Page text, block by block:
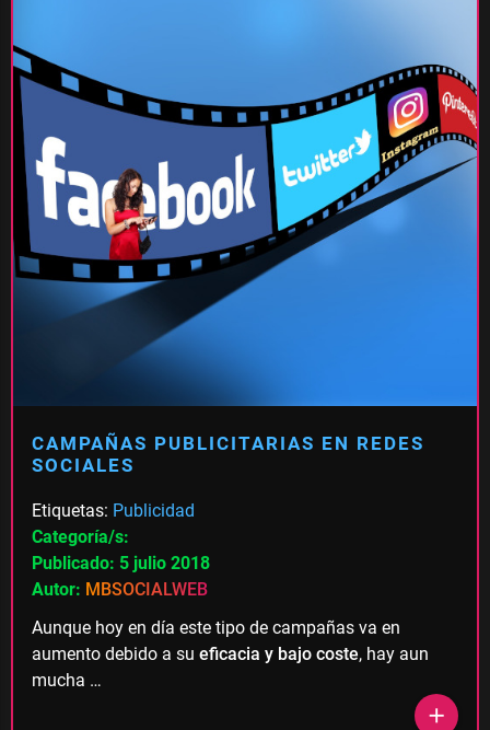
CAMPAÑAS PUBLICITARIAS EN REDES
SOCIALES
Etiquetas: Publicidad
Categoría/s:
Publicado: 5 julio 2018
Autor: MBSOCIALWEB
Aunque hoy en día este tipo de campañas va en
aumento debido a su eficacia y bajo coste, hay aun
mucha …
add